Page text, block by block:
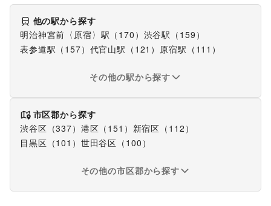
他の駅から探す
明治神宮前〈原宿〉駅 （ 170 ） 渋谷駅 （ 159 ）
表参道駅 （ 157） 代官山駅 （ 121 ） 原宿駅 （ 111 ）
その他の駅から探す
市区郡から探す
渋谷区 （337） 港区 （ 151 ） 新宿区 （ 112 ）
目黒区 （101 ） 世田谷区 （ 100 ）
その他の市区郡から探す